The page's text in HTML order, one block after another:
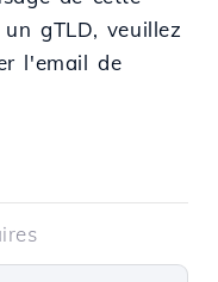
gTLD, veuillez
l'email de